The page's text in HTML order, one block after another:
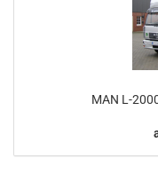
MAN L-